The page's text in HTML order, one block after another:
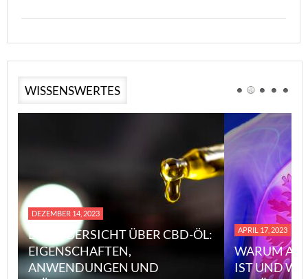
WISSENSWERTES
DEZEMBER 14, 2023
EINE ÜBERSICHT ÜBER CBD-ÖL:
EIGENSCHAFTEN,
ANWENDUNGEN UND
APRIL 17, 2023
WARUM
IST UND